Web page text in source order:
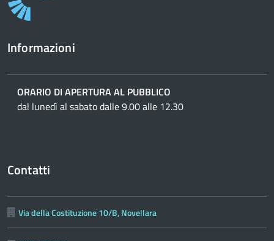
Informazioni
ORARIO DI APERTURA AL PUBBLICO
dal lunedì al sabato dalle 9.00 alle 12.30
Contatti
Via della Costituzione 10/B, Novellara